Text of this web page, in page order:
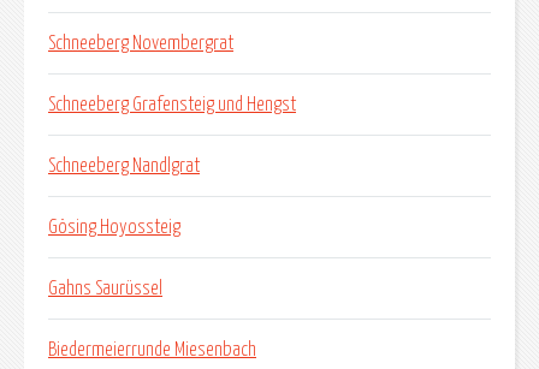
Schneeberg Novembergrat
Schneeberg Grafensteig und Hengst
Schneeberg Nandlgrat
Gösing Hoyossteig
Gahns Saurüssel
Biedermeierrunde Miesenbach